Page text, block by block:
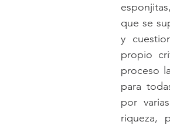
que se
y
propio
proceso
para
por
riqueza,